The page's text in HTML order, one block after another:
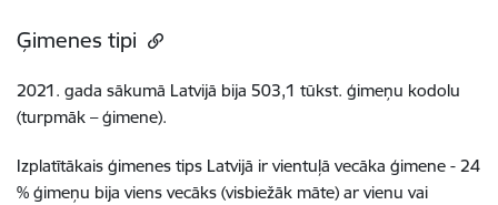
Ģimenes tipi
2021. gada sākumā Latvijā bija 503,1 tūkst. ģimeņu kodolu
(turpmāk – ģimene).
Izplatītākais ģimenes tips Latvijā ir vientuļā vecāka ģimene - 24
% ģimeņu bija viens vecāks (visbiežāk māte) ar vienu vai